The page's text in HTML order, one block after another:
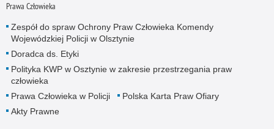
Prawa Człowieka
Zespół do spraw Ochrony Praw Człowieka Komendy
Wojewódzkiej Policji w Olsztynie
Doradca ds. Etyki
Polityka KWP w Osztynie w zakresie przestrzegania praw
człowieka
Prawa Człowieka w Policji
Polska Karta Praw Ofiary
Akty Prawne